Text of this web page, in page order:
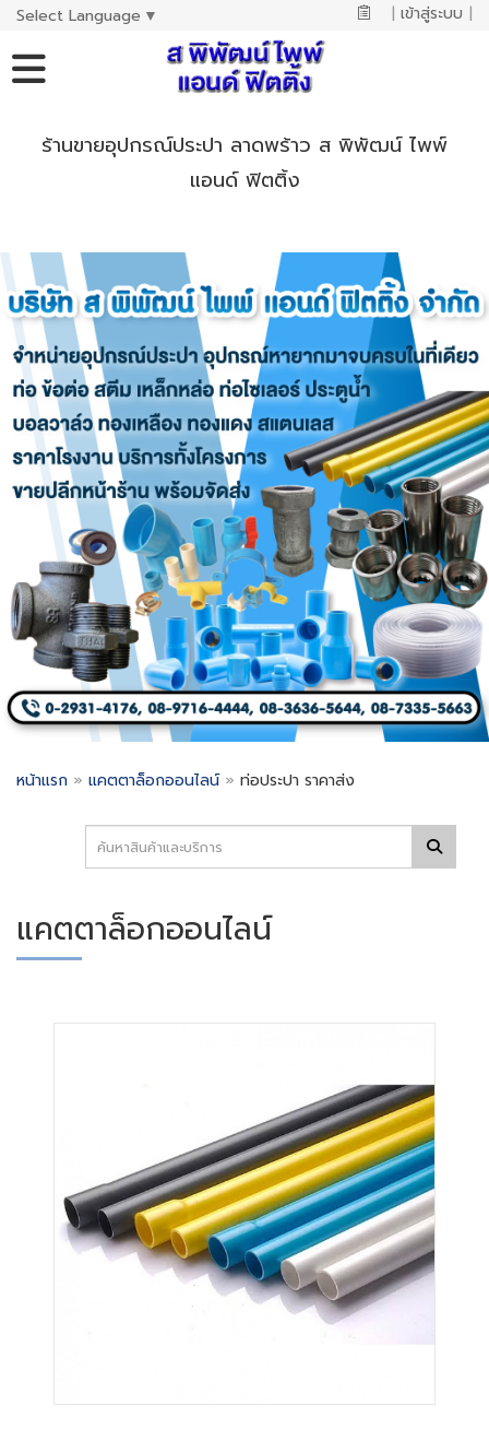
Select Language ▼ | เข้าสู่ระบบ |
ร้านขายอุปกรณ์ประปา ลาดพร้าว ส พิพัฒน์ ไพพ์
แอนด์ ฟิตติ้ง
หน้าแรก » แคตตาล็อกออนไลน์ » ท่อประปา ราคาส่ง
แคตตาล็อกออนไลน์